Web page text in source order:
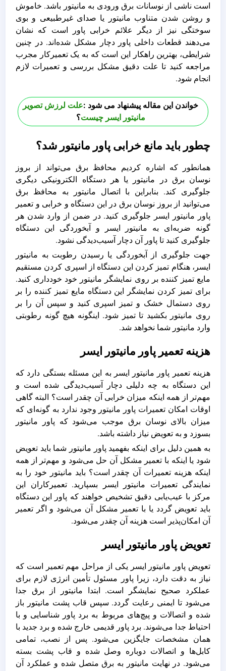
است ناشی از نوسانات برق ورودی به مانیتور باشد. خاموش
و روشن شدن متناوب مانیتور یا صدای غیرطبیعی و بوی
سوختگی نیز از دیگر علائم خرابی پاور است که نشان
می‌دهند قطعات داخلی پاور دچار مشکل شده‌اند. در چنین
شرایطی، بهترین راهکار این است که به یک تعمیرکار مجرب
مراجعه کنید تا علت دقیق مشکل بررسی و تعمیرات لازم
انجام شود.
خواندن این مقاله پیشنهاد می شود :علت لرزش تصویر
مانیتور ایسر چیست؟
چطور باید مانع خرابی پاور مانیتور شد؟
همانطور که اشاره کردیم محافظ برق می‌تواند از بروز
نوسان برق در مانیتور یا هر دستگاه الکترونیکی دیگری
جلوگیری کند. بنابراین با اتصال مانیتور به محافظ برق
می‌توانید از بروز نوسان برق در این دستگاه و خرابی و تعمیر
پاور مانیتور ایسر جلوگیری کنید. در ضمن از وارد شدن هر
گونه ضربه‌ای به مانیتور ایسر و آبخوردگی این دستگاه
جلوگیری کنید تا پاور آن دچار آسیب‌دیدگی نشود.
جهت جلوگیری از آبخوردگی یا رسیدن رطوبت به مانیتور
ایسر، هنگام تمیز کردن این دستگاه از اسپری کردن مستقیم
مایع تمیز کننده بر روی نمایشگر مانیتور خود خودداری کنید.
برای تمیز کردن نمایشگر این دستگاه مایع تمیز کننده را بر
روی دستمال خشک و تمیز اسپری کنید و سپس آن را بر
روی مانیتور بکشید تا تمیز شود. اینگونه هیچ گونه رطوبتی
وارد مانیتور شما نخواهد شد.
هزینه تعمیر پاور مانیتور ایسر
هزینه تعمیر پاور مانیتور ایسر به این مسئله بستگی دارد که
این دستگاه به چه دلیلی دچار آسیب‌دیدگی شده است و
مهم‌تر از همه اینکه میزان خرابی آن چقدر است؟ البته گاهی
اوقات امکان تعمیرات پاور مانیتور وجود ندارد به گونه‌ای که
میزان بالای نوسان برق موجب می‌شود که پاور مانیتور
بسوزد و به تعویض نیاز داشته باشد.
به همین دلیل برای اینکه بفهمید پاور مانیتور شما باید تعویض
شود یا اینکه با تعمیر مشکل آن حل می‌شود و مهم‌تر از همه
اینکه هزینه تعمیرات آن چقدر است؟ باید مانیتور خود را به
نمایندگی تعمیرات مانیتور ایسر بسپارید. تعمیرکاران این
مرکز با عیب‌یابی دقیق تشخیص خواهند که پاور این دستگاه
باید تعویض گردد یا با تعمیر مشکل آن می‌شود و اگر تعمیر
آن امکان‌پذیر است هزینه آن چقدر می‌شود.
تعویض پاور مانیتور ایسر
تعویض پاور مانیتور ایسر یکی از مراحل مهم تعمیر است که
نیاز به دقت دارد، زیرا پاور مسئول تأمین انرژی لازم برای
عملکرد صحیح نمایشگر است. ابتدا مانیتور از برق جدا
می‌شود تا ایمنی رعایت گردد. سپس قاب پشت مانیتور باز
شده و اتصالات و پیچ‌های مربوط به برد پاور شناسایی و با
احتیاط جدا می‌شوند. برد پاور قدیمی خارج شده و برد جدید با
همان مشخصات جایگزین می‌شود. پس از نصب، تمامی
کابل‌ها و اتصالات دوباره وصل شده و قاب پشت بسته
می‌شود. در نهایت مانیتور به برق متصل شده و عملکرد آن